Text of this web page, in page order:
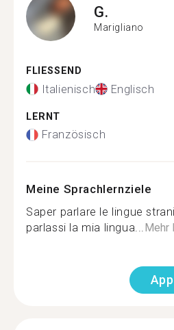
G.
Marigliano
FLIESSEND
Italienisch Englisch
LERNT
Französisch
Meine Sprachlernziele
Saper parlare le lingue
parlassi la mia lingua...Mehr